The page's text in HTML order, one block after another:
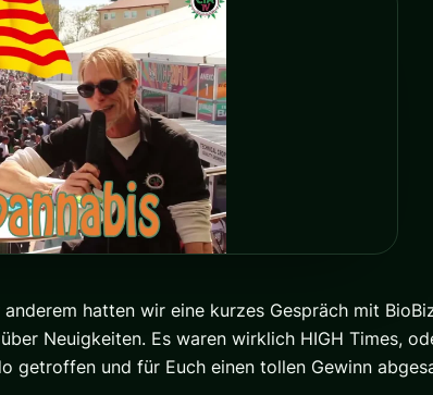
hatten wir eine kurzes Gespräch mit
Neuigkeiten. Es waren wirklich HIGH Times,
getroffen und für Euch einen tollen Gewinn